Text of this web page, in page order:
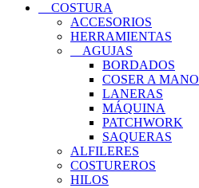
COSTURA
ACCESORIOS
HERRAMIENTAS
AGUJAS
BORDADOS
COSER A MANO
LANERAS
MÁQUINA
PATCHWORK
SAQUERAS
ALFILERES
COSTUREROS
HILOS